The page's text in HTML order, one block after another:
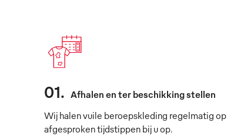
01. Afhalen en ter beschikking stellen
Wij halen vuile beroepskleding regelmatig op
afgesproken tijdstippen bij u op.